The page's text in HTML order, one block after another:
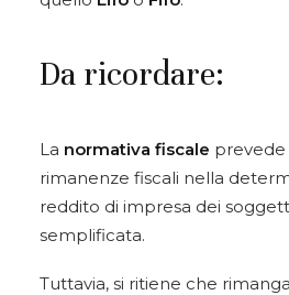
Da ricordare:
La normativa fiscale prevede
rimanenze fiscali nella
reddito di impresa dei
semplificata.
Tuttavia, si ritiene che